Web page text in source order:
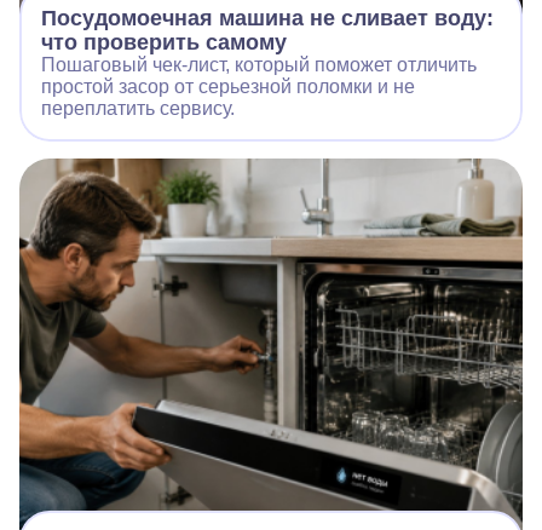
Посудомоечная машина не сливает воду:
что проверить самому
Пошаговый чек-лист, который поможет отличить
простой засор от серьезной поломки и не
переплатить сервису.